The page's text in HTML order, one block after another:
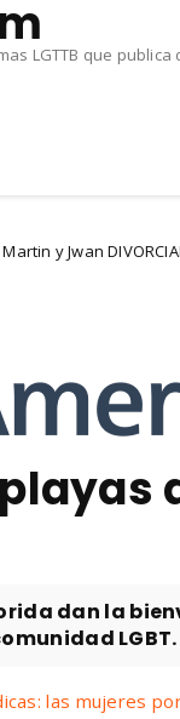
LGTTB que
Tras seis años
dan la
las mujeres